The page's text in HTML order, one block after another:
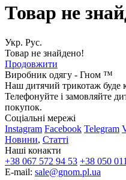
Товар не
Укр. Рус.
Товар не знайдено!
Продовжити
Виробник одягу - Гном ™
Наш дитячий трикотаж буде
Телефонуйте і замовляйте
покупок.
Соціальні мережі
Instagram Facebook Telegram
Новини, Статті
Наші конакти
+38 067 572 94 53 +38 050
E-mail: sale@gnom.pl.ua